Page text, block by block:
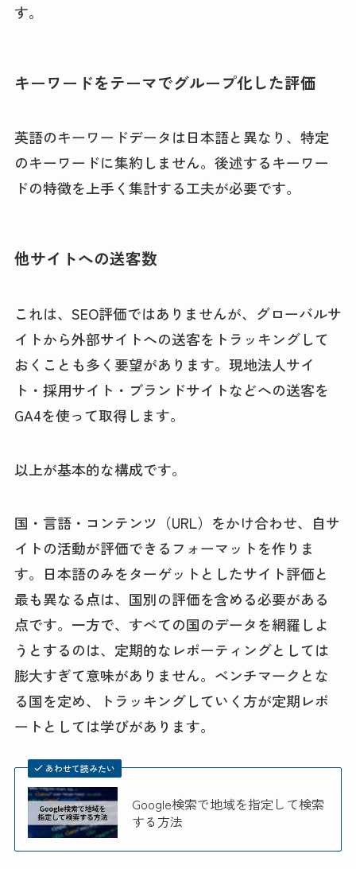
す。
キーワードをテーマでグループ化した評価
英語のキーワードデータは日本語と異なり、特定
のキーワードに集約しません。後述するキーワー
ドの特徴を上手く集計する工夫が必要です。
他サイトへの送客数
これは、SEO評価ではありませんが、グローバルサ
イトから外部サイトへの送客をトラッキングして
おくことも多く要望があります。現地法人サイ
ト・採用サイト・ブランドサイトなどへの送客を
GA4を使って取得します。
以上が基本的な構成です。
国・言語・コンテンツ（URL）をかけ合わせ、自サ
イトの活動が評価できるフォーマットを作りま
す。日本語のみをターゲットとしたサイト評価と
最も異なる点は、国別の評価を含める必要がある
点です。一方で、すべての国のデータを網羅しよ
うとするのは、定期的なレポーティングとしては
膨大すぎて意味がありません。ベンチマークとな
る国を定め、トラッキングしていく方が定期レポ
ートとしては学びがあります。
あわせて読みたい
Google検索で地域を指定して検索
する方法